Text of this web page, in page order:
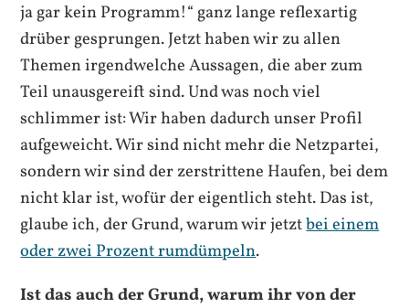
ja gar kein Programm!“ ganz lange reflexartig
drüber gesprungen. Jetzt haben wir zu allen
Themen irgendwelche Aussagen, die aber zum
Teil unausgereift sind. Und was noch viel
schlimmer ist: Wir haben dadurch unser Profil
aufgeweicht. Wir sind nicht mehr die Netzpartei,
sondern wir sind der zerstrittene Haufen, bei dem
nicht klar ist, wofür der eigentlich steht. Das ist,
glaube ich, der Grund, warum wir jetztbei einem
oder zwei Prozent rumdümpeln.
Ist das auch der Grund, warum ihr von der